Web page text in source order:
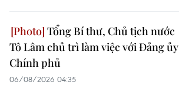
Tổng Bí thư, Chủ tịch nước
Tô Lâm chủ trì làm việc với Đảng ủy
Chính phủ
06/08/2026 04:35